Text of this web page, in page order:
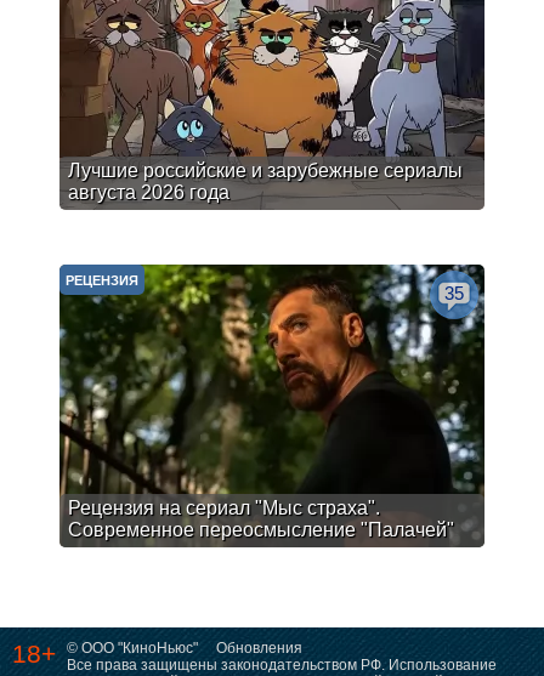
Лучшие российские и зарубежные сериалы
августа 2026 года
Рецензия на сериал "Мыс страха".
Современное переосмысление "Палачей"
РЕЦЕНЗИЯ
35
18+ © ООО "КиноНьюс"
Обновления
Все права защищены законодательством РФ. Использование